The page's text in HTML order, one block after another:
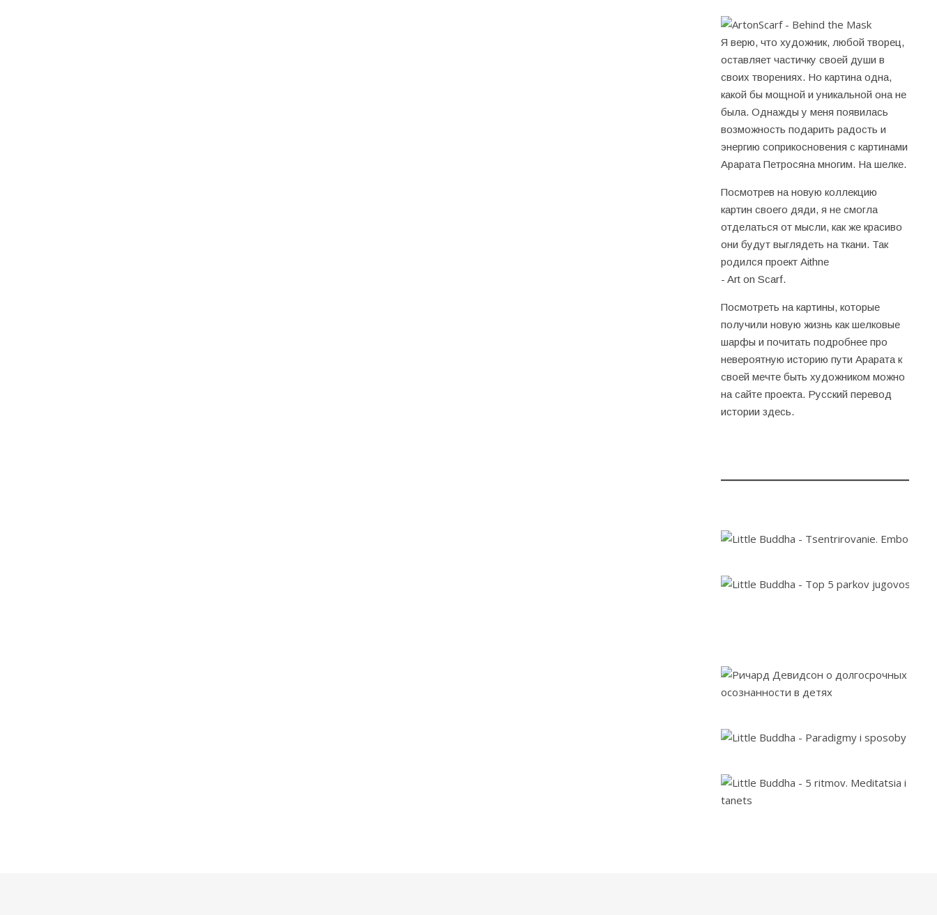
Я верю, что художник, любой творец,
оставляет частичку своей души в
своих творениях. Но картина одна,
какой бы мощной и уникальной она не
была. Однажды у меня появилась
возможность подарить радость и
энергию соприкосновения с картинами
Арарата Петросяна многим. На шелке.
Посмотрев на новую коллекцию
картин своего дяди, я не смогла
отделаться от мысли, как же красиво
они будут выглядеть на ткани. Так
родился проект Aithne
- Art on Scarf.
Посмотреть на картины, которые
получили новую жизнь как шелковые
шарфы и почитать подробнее про
невероятную историю пути Арарата к
своей мечте быть художником можно
на сайте проекта. Русский перевод
истории здесь.